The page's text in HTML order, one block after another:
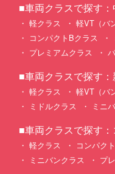
■車両クラスで探す
軽クラス 軽VT（バ
コンパクトBクラス
プレミアムクラス
■車両クラスで探す
軽クラス 軽VT（バ
ミドルクラス
ミニ
■車両クラスで探す
軽クラス コンパク
ミニバンクラス
プ